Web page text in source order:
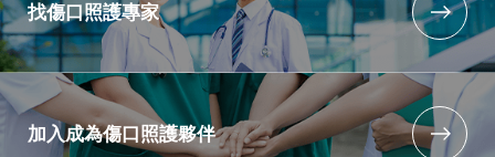
找傷口照護專家
加入成為傷口照護夥伴